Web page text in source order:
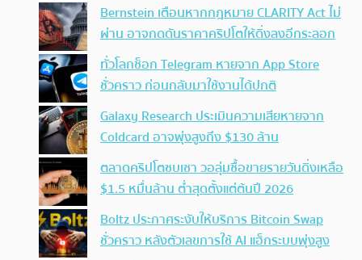
Bernstein เตือนหากกฎหมาย CLARITY Act ไม่
ผ่าน อาจกดดันราคาคริปโตให้ดิ่งลงอีกระลอก
ทั่วโลกช็อก Telegram หายจาก App Store
ชั่วคราว ก่อนกลับมาใช้งานได้ปกติ
Galaxy Research ประเมินความเสียหายจาก
Coldcard อาจพุ่งสูงถึง $130 ล้าน
ตลาดคริปโตซบเซา วอลุ่มซื้อขายรายวันดิ่งเหลือ
$1.5 หมื่นล้าน ต่ำสุดตั้งแต่ต้นปี 2026
Boltz ประกาศระงับให้บริการ Bitcoin Swap
ชั่วคราว หลังตัวเลขการใช้ AI แฮ็กระบบพุ่งสูง